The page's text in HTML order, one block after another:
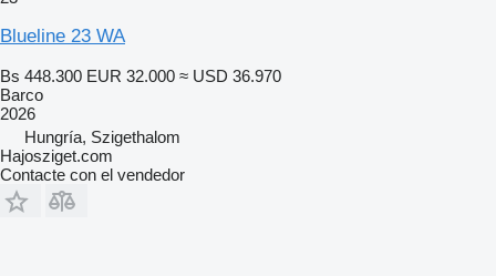
Blueline 23 WA
Bs 448.300 EUR 32.000 ≈ USD 36.970
Barco
2026
Hungría, Szigethalom
Hajosziget.com
Contacte con el vendedor